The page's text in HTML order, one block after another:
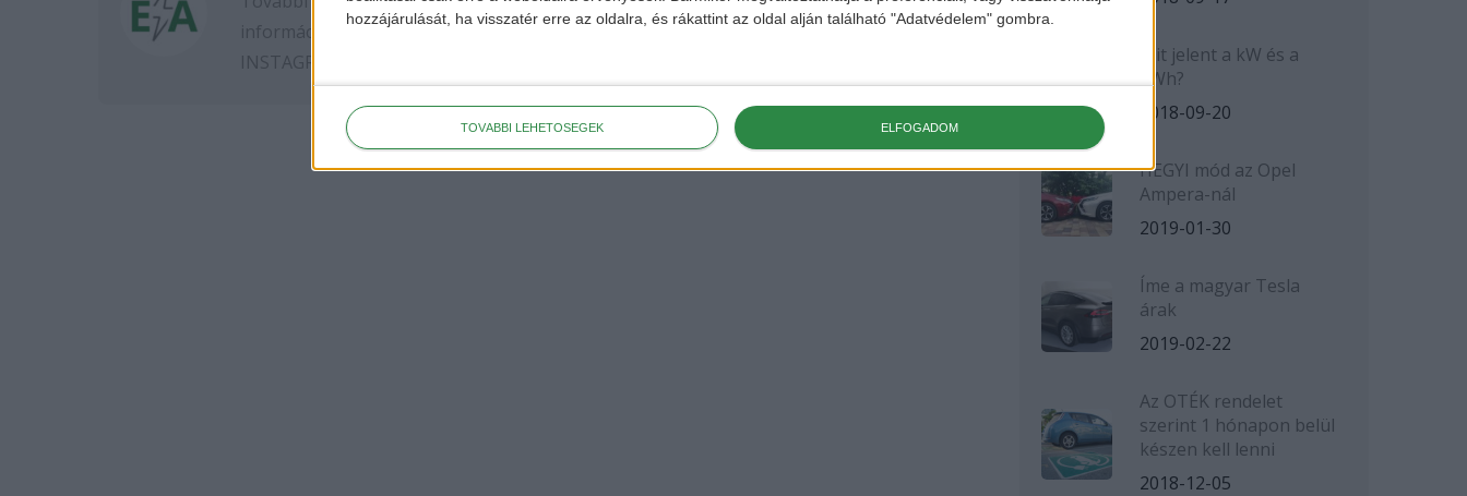
hozzájárulását, ha visszatér erre az oldalra, és rákattint az oldal alján található "Adatvédelem" gombra.
TOVÁBBI LEHETŐSÉGEK ELFOGADOM
információkért kövess minket aFACEBOOK és
INSTAGRAM
Mit jelent a kW és a
kWh?
2018-09-20
HEGYI mód az Opel
Ampera-nál
2019-01-30
Íme a magyar Tesla
árak
2019-02-22
Az OTÉK rendelet
szerint 1 hónapon belül
készen kell lenni
2018-12-05